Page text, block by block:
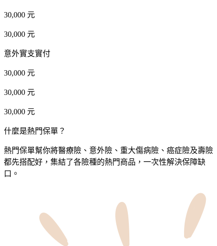
30,000 元
30,000 元
意外實支實付
30,000 元
30,000 元
30,000 元
什麼是熱門保單？
熱門保單幫你將醫療險、意外險、重大傷病險、癌症險及壽險
都先搭配好，集結了各險種的熱門商品，一次性解決保障缺
口。